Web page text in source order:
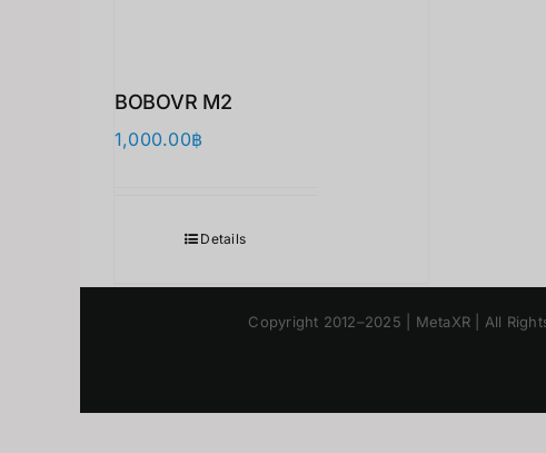
BOBOVR M2
1,000.00฿
Details
Copyright 2012–2025 | MetaXR | All Rights